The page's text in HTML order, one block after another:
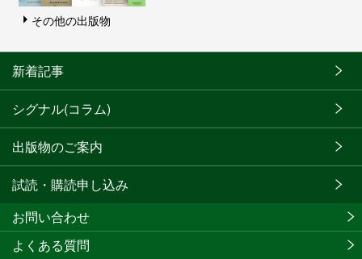
その他の出版物
新着記事
シグナル(コラム)
出版物のご案内
試読・購読申し込み
お問い合わせ
よくある質問